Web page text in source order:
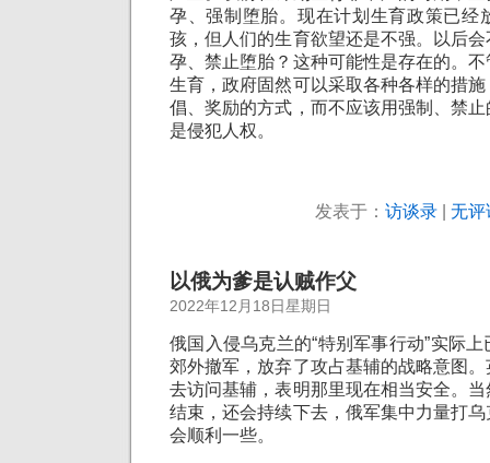
孕、强制堕胎。现在计划生育政策已经
孩，但人们的生育欲望还是不强。以后
孕、禁止堕胎？这种可能性是存在的。
生育，政府固然可以采取各种各样的措
倡、奖励的方式，而不应该用强制、禁
是侵犯人权。
发表于： 访谈录| 无评
以俄为爹是认贼作父
2022年12月18日星期日
俄国入侵乌克兰的“特别军事行动”实际
郊外撤军，放弃了攻占基辅的战略意图
去访问基辅，表明那里现在相当安全。
结束，还会持续下去，俄军集中力量打
会顺利一些。